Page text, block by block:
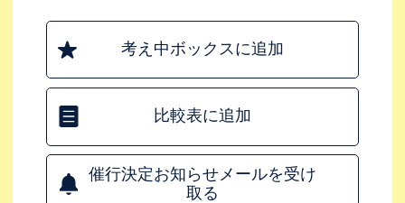
考え中ボックスに追加
比較表に追加
催行決定お知らせメールを受け
取る